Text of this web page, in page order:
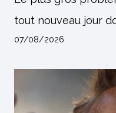
tout nouveau jour
07/08/2026